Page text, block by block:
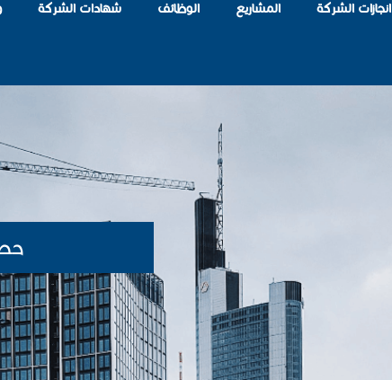
انجازات الشركة المشاريع الوظائف شهادات الشركة